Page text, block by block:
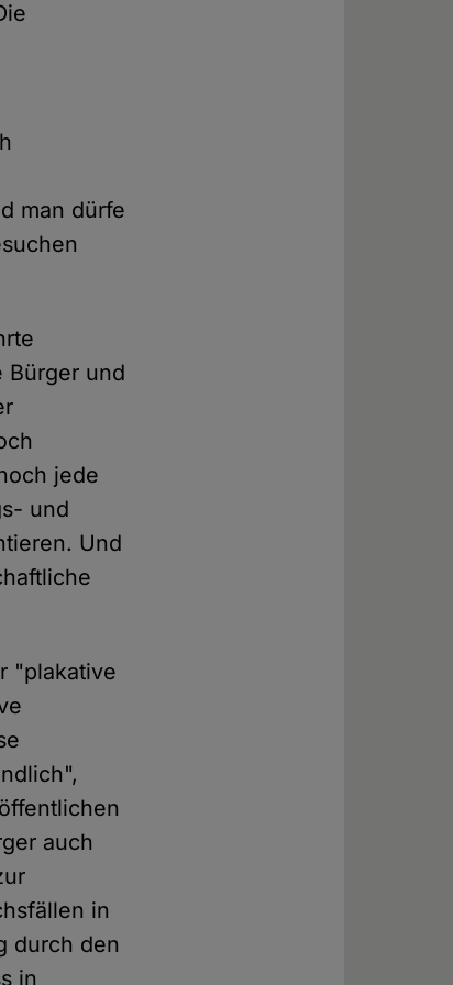
man dürfe
Bürger und
jede
und
Und
"plakative
auch
in
durch den
in